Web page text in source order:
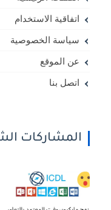
اتفاقية الاستخدام
سياسة الخصوصية
عن الموقع
اتصل بنا
المشاركات